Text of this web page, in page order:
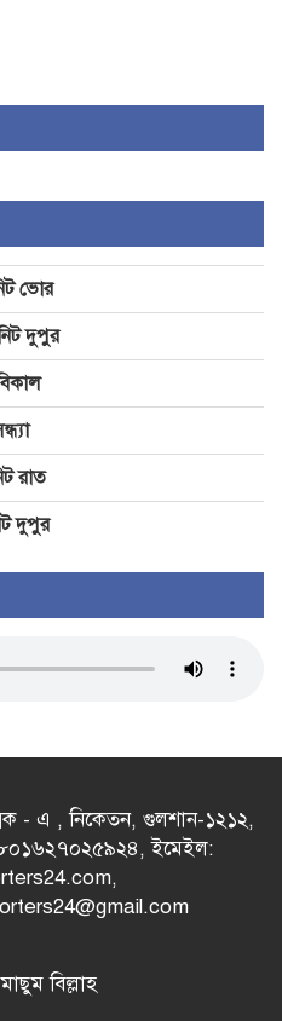
বেওয়ারিশ হিসেবে দাফন
ট্রাকে আরেক ট্রাকের ধাক্কা,
নিহত ৩
ভোর
দুপুর
রাত
দুপুর
- এ , নিকেতন, গুলশান-১২১২,
ইমেইল:
বিল্লাহ